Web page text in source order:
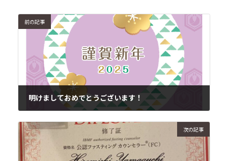
前の記事
明けましておめでとうございます！
次の記事